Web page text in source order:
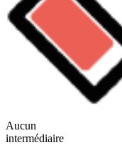
Aucun
intermédiaire